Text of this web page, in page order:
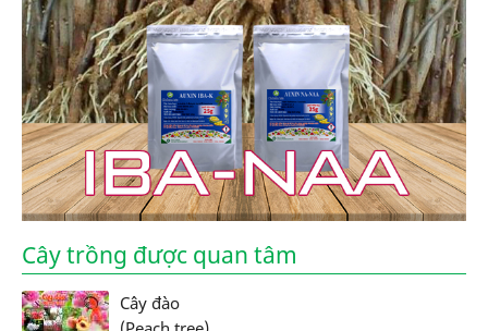
Cây trồng được quan tâm
Cây đào